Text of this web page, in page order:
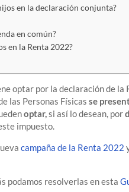
en la declaración conjunta?
en común?
en la Renta 2022?
optar por la declaración de
las Personas Físicasse
optar,si así lo desean, por
impuesto.
campaña de la Renta 2022
podamos resolverlas en esta